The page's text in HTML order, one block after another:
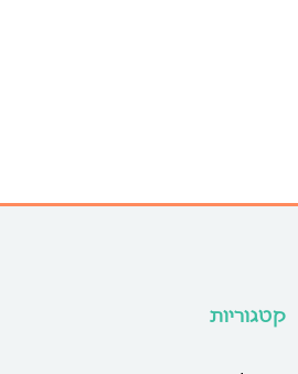
קטגוריות